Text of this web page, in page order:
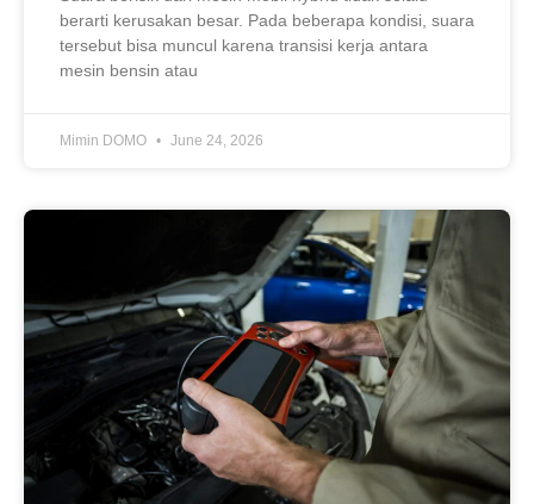
berarti kerusakan besar. Pada beberapa kondisi, suara
tersebut bisa muncul karena transisi kerja antara
mesin bensin atau
Mimin DOMO June 24, 2026